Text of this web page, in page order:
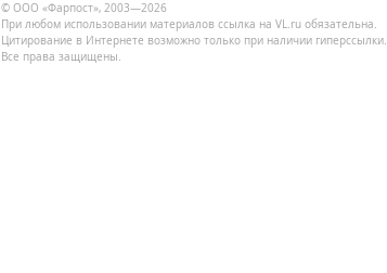
© ООО «Фарпост», 2003—2026
При любом использовании материалов ссылка на VL.ru обязательна.
Цитирование в Интернете возможно только при наличии гиперссылки.
Все права защищены.